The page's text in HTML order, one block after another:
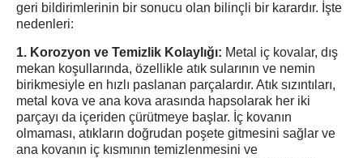
geri bildirimlerinin bir sonucu olan bilinçli bir karardır. İşte
nedenleri:
1. Korozyon ve Temizlik Kolaylığı: Metal iç kovalar, dış
mekan koşullarında, özellikle atık sularının ve nemin
birikmesiyle en hızlı paslanan parçalardır. Atık sızıntıları,
metal kova ve ana kova arasında hapsolarak her iki
parçayı da içeriden çürütmeye başlar. İç kovanın
olmaması, atıkların doğrudan poşete gitmesini sağlar ve
ana kovanın iç kısmının temizlenmesini ve